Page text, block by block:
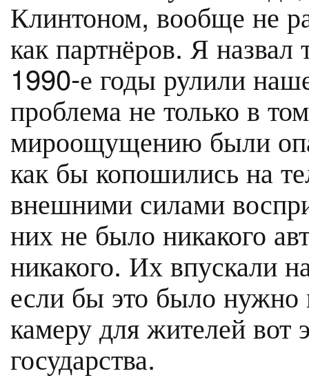
Клинтоном, вообще не
как партнёров. Я назвал
1990-е годы рулили
проблема не только в
мироощущению были
как бы копошились на
внешними силами
них не было никакого
никакого. Их впускали
если бы это было нужно
камеру для жителей вот
государства.